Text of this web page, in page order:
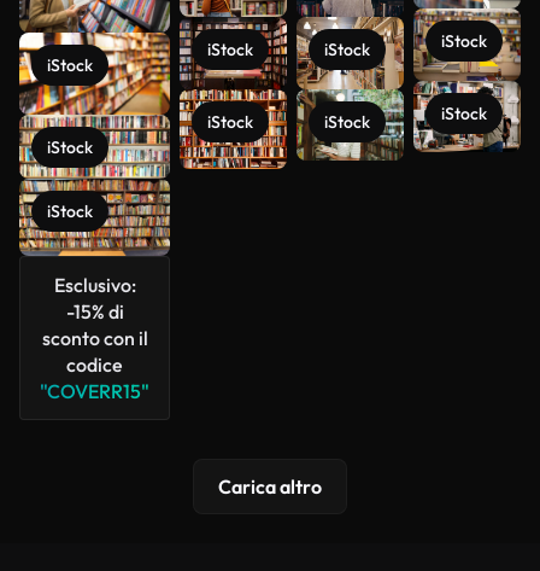
iStock
iStock
iStock
Esclusivo:
-15% di
sconto con il
codice
"COVERR15"
iStock
iStock
iStock
iStock
iStock
iStock
Carica altro